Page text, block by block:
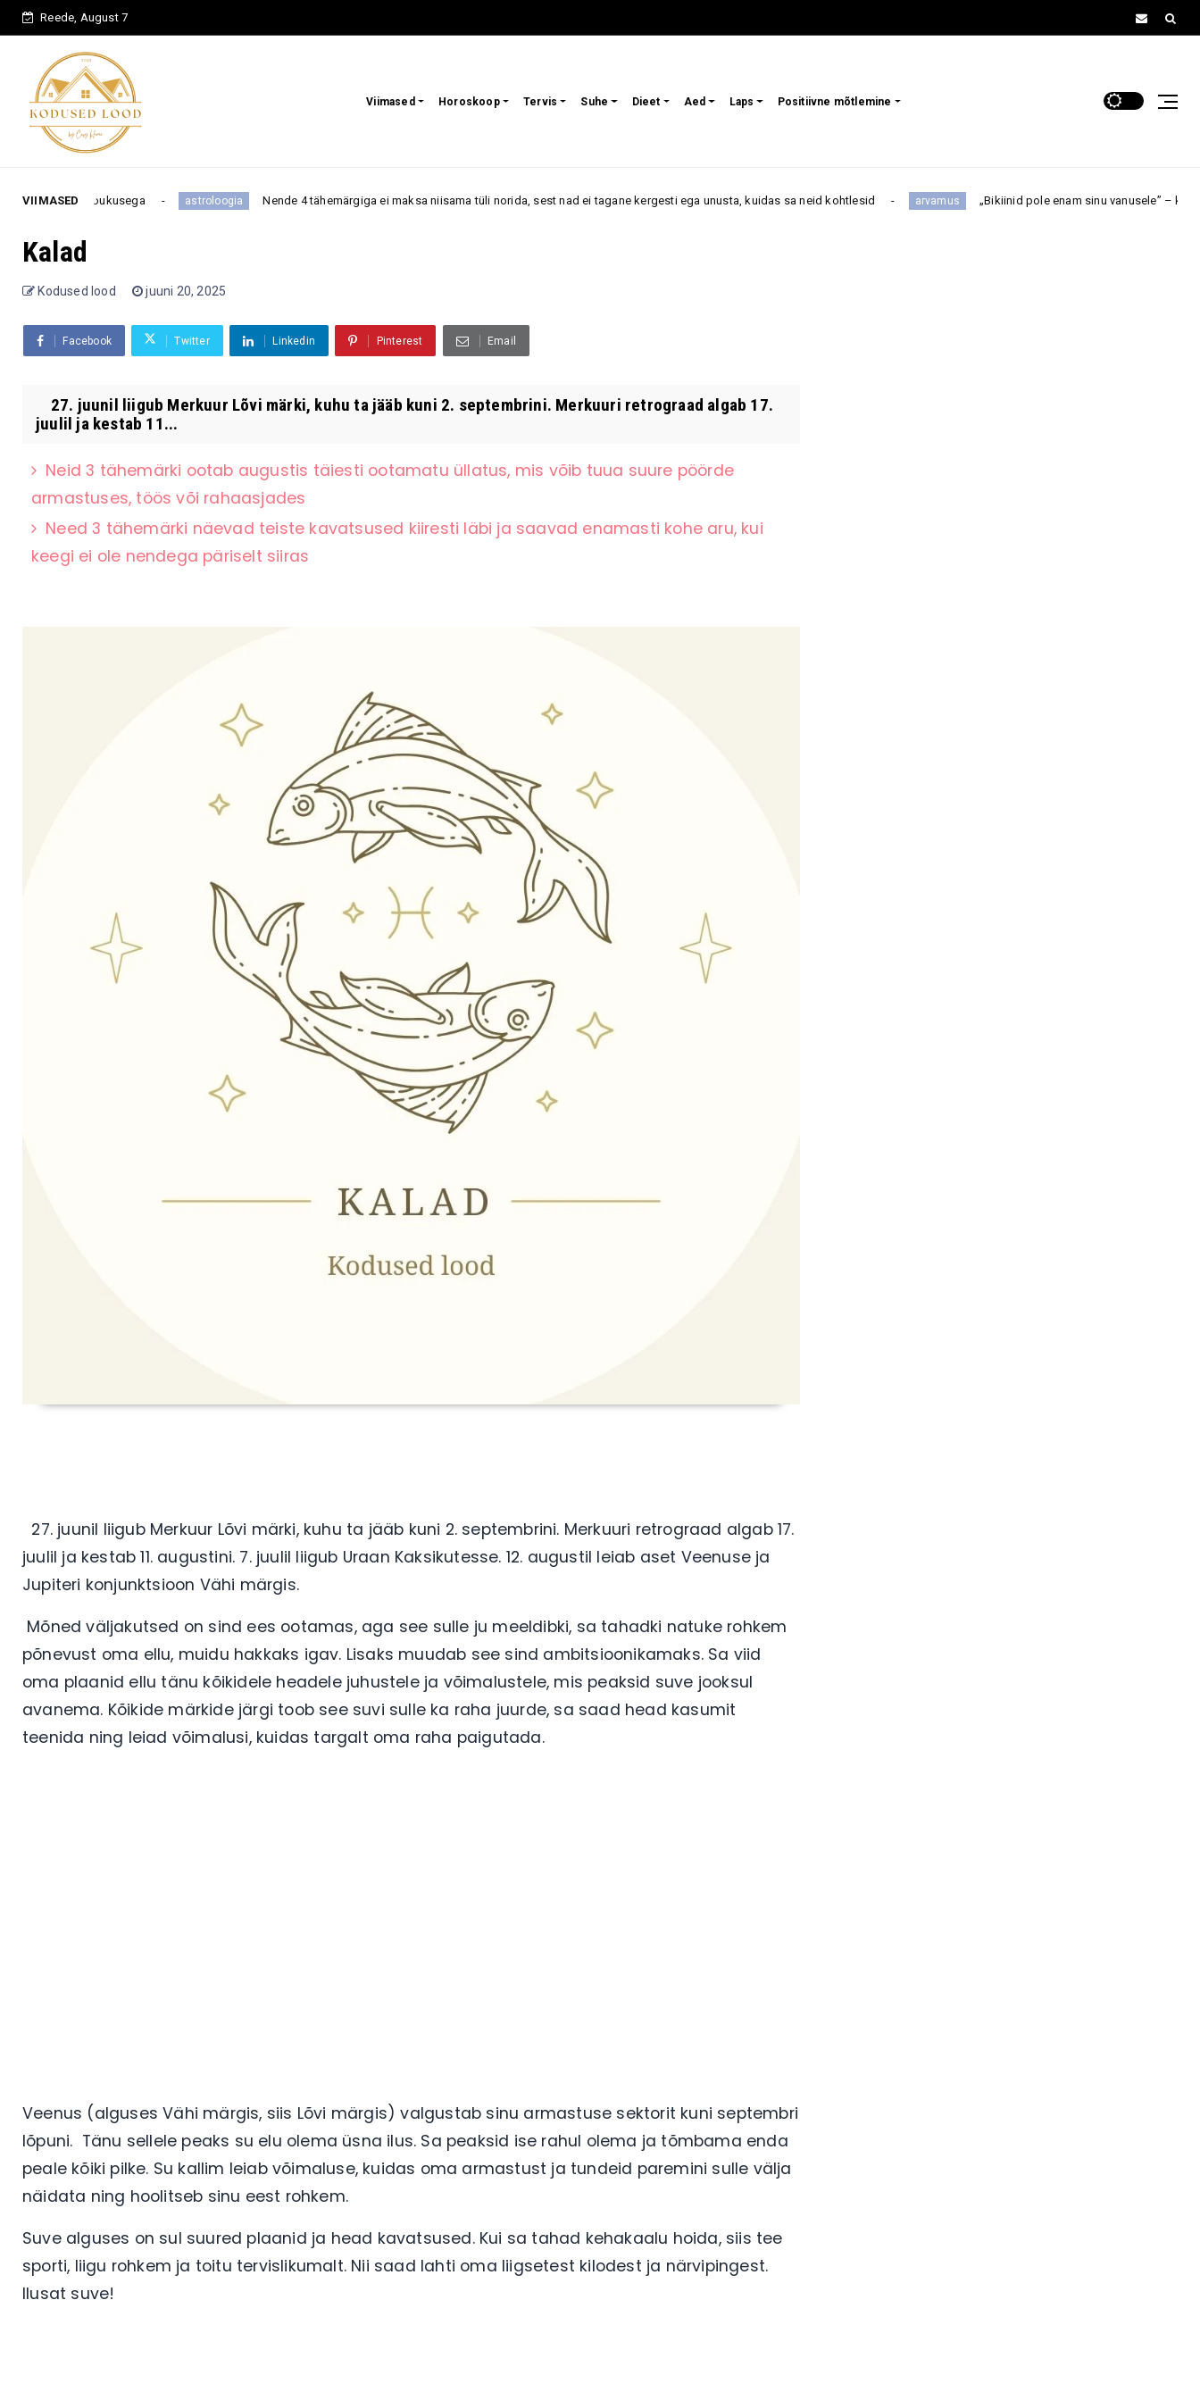
Reede, August 7
Viimased Horoskoop Tervis Suhe Dieet Aed Laps Positiivne mõtlemine
VIIMASED
ja jõukusega astroloogia Nende 4 tähemärgiga ei maksa niisama tüli norida, sest nad ei tagane kergesti ega unusta, kuidas sa neid kohtlesid arvamus „Bikiinid pole enam sinu vanusele” – kas 50+ naine
Kalad
Kodused lood juuni 20, 2025
Facebook Twitter Linkedin Pinterest Email
27. juunil liigub Merkuur Lõvi märki, kuhu ta jääb kuni 2. septembrini. Merkuuri retrograad algab 17.
juulil ja kestab 11...
Neid 3 tähemärki ootab augustis täiesti ootamatu üllatus, mis võib tuua suure pöörde
armastuses, töös või rahaasjades
Need 3 tähemärki näevad teiste kavatsused kiiresti läbi ja saavad enamasti kohe aru, kui
keegi ei ole nendega päriselt siiras
27. juunil liigub Merkuur Lõvi märki, kuhu ta jääb kuni 2. septembrini. Merkuuri retrograad algab 17.
juulil ja kestab 11. augustini. 7. juulil liigub Uraan Kaksikutesse. 12. augustil leiab aset Veenuse ja
Jupiteri konjunktsioon Vähi märgis.
Mõned väljakutsed on sind ees ootamas, aga see sulle ju meeldibki, sa tahadki natuke rohkem
põnevust oma ellu, muidu hakkaks igav. Lisaks muudab see sind ambitsioonikamaks. Sa viid
oma plaanid ellu tänu kõikidele headele juhustele ja võimalustele, mis peaksid suve jooksul
avanema. Kõikide märkide järgi toob see suvi sulle ka raha juurde, sa saad head kasumit
teenida ning leiad võimalusi, kuidas targalt oma raha paigutada.
Veenus (alguses Vähi märgis, siis Lõvi märgis) valgustab sinu armastuse sektorit kuni septembri
lõpuni. Tänu sellele peaks su elu olema üsna ilus. Sa peaksid ise rahul olema ja tõmbama enda
peale kõiki pilke. Su kallim leiab võimaluse, kuidas oma armastust ja tundeid paremini sulle välja
näidata ning hoolitseb sinu eest rohkem.
Suve alguses on sul suured plaanid ja head kavatsused. Kui sa tahad kehakaalu hoida, siis tee
sporti, liigu rohkem ja toitu tervislikumalt. Nii saad lahti oma liigsetest kilodest ja närvipingest.
Ilusat suve!